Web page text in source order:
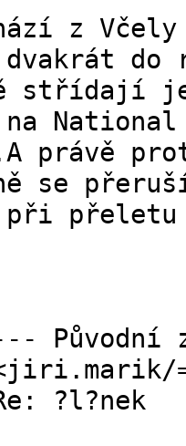
z
dvakrát
střídají
na
právě
se
při
Původní
?l?nek